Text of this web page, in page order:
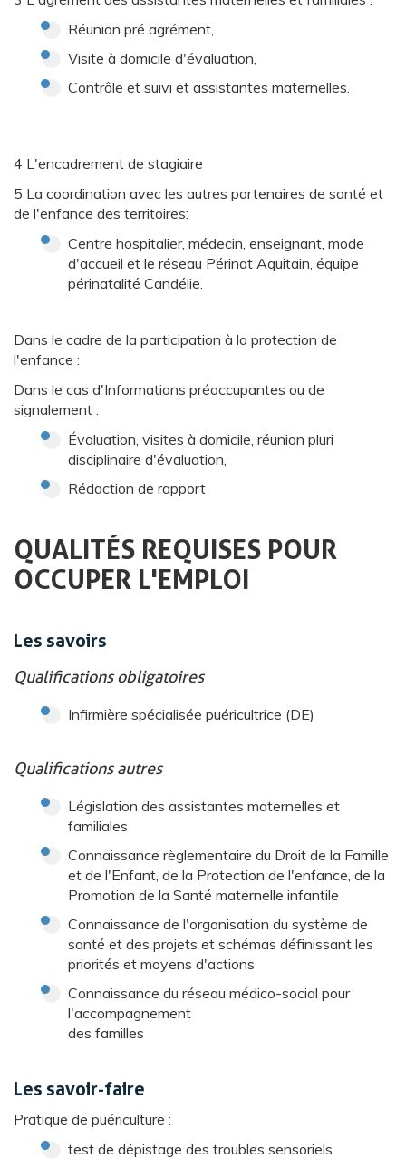
Réunion pré agrément,
Visite à domicile d'évaluation,
Contrôle et suivi et assistantes maternelles.
4 L'encadrement de stagiaire
5 La coordination avec les autres partenaires de santé et
de l'enfance des territoires:
Centre hospitalier, médecin, enseignant, mode
d'accueil et le réseau Périnat Aquitain, équipe
périnatalité Candélie.
Dans le cadre de la participation à la protection de
l'enfance :
Dans le cas d'Informations préoccupantes ou de
signalement :
Évaluation, visites à domicile, réunion pluri
disciplinaire d'évaluation,
Rédaction de rapport
QUALITÉS REQUISES POUR
OCCUPER L'EMPLOI
Les savoirs
Qualifications obligatoires
Infirmière spécialisée puéricultrice (DE)
Qualifications autres
Législation des assistantes maternelles et
familiales
Connaissance règlementaire du Droit de la Famille
et de l'Enfant, de la Protection de l'enfance, de la
Promotion de la Santé maternelle infantile
Connaissance de l'organisation du système de
santé et des projets et schémas définissant les
priorités et moyens d'actions
Connaissance du réseau médico-social pour
l'accompagnement
des familles
Les savoir-faire
Pratique de puériculture :
test de dépistage des troubles sensoriels